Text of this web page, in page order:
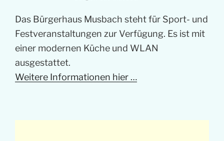
Das Bürgerhaus Musbach steht für Sport- und
Festveranstaltungen zur Verfügung. Es ist mit
einer modernen Küche und WLAN
ausgestattet.
Weitere Informationen hier …